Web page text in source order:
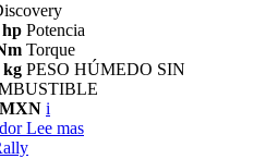
hp Potencia
Torque
kg PESO HÚMEDO SIN
MXN i
Lee mas